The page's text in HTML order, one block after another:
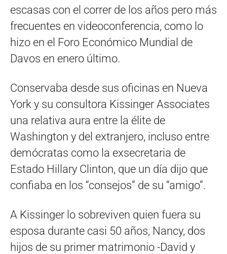
escasas con el correr de los años pero más
frecuentes en videoconferencia, como lo
hizo en el Foro Económico Mundial de
Davos en enero último.
Conservaba desde sus oficinas en Nueva
York y su consultora Kissinger Associates
una relativa aura entre la élite de
Washington y del extranjero, incluso entre
demócratas como la exsecretaria de
Estado Hillary Clinton, que un día dijo que
confiaba en los “consejos” de su “amigo”.
A Kissinger lo sobreviven quien fuera su
esposa durante casi 50 años, Nancy, dos
hijos de su primer matrimonio -David y